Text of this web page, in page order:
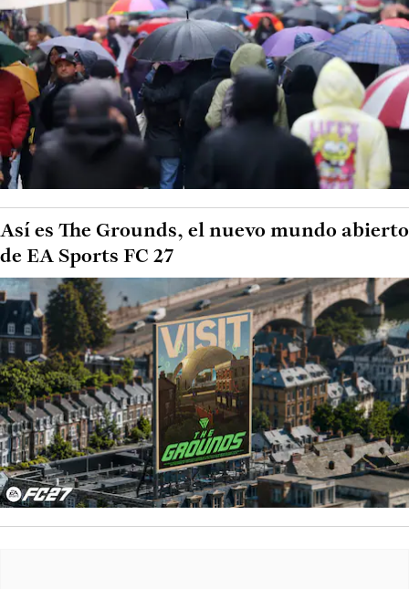
Así es The Grounds, el nuevo mundo abierto
de EA Sports FC 27